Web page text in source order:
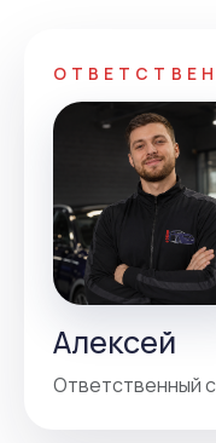
Алексей
Ответственный